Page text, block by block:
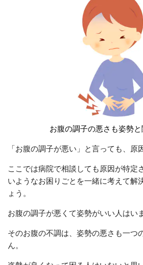
お腹の調子の悪さも姿勢
「お腹の調子が悪い」と言っても、原
ここでは病院で相談しても原因が特定
いようなお困りごとを一緒に考えて解
ょう。
お腹の調子が悪くて姿勢がいい人はい
そのお腹の不調は、姿勢の悪さも一つ
ん。